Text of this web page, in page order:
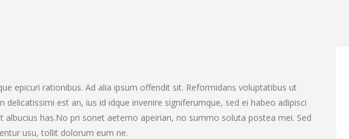
epicuri rationibus. Ad alia ipsum offendit sit. Reformidans voluptatibus ut
est an, ius id idque invenire signiferumque, sed ei habeo adipisci
albucius has.No pri sonet aeterno apeirian, no summo soluta postea mei. Sed
usu, tollit dolorum eum ne.